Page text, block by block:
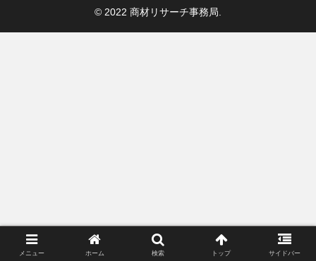
© 2022 商材リサーチ事務局.
メニュー ホーム 検索 トップ サイドバー